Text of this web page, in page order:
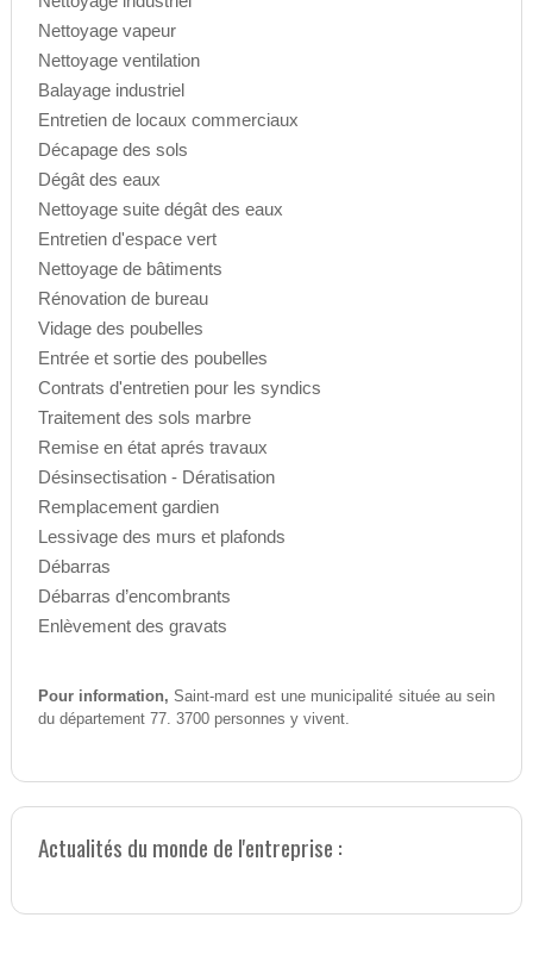
Nettoyage vapeur
Nettoyage ventilation
Balayage industriel
Entretien de locaux commerciaux
Décapage des sols
Dégât des eaux
Nettoyage suite dégât des eaux
Entretien d'espace vert
Nettoyage de bâtiments
Rénovation de bureau
Vidage des poubelles
Entrée et sortie des poubelles
Contrats d'entretien pour les syndics
Traitement des sols marbre
Remise en état aprés travaux
Désinsectisation - Dératisation
Remplacement gardien
Lessivage des murs et plafonds
Débarras
Débarras d’encombrants
Enlèvement des gravats
Pour information, Saint-mard est une municipalité située au sein
du département 77. 3700 personnes y vivent.
Actualités du monde de l'entreprise :